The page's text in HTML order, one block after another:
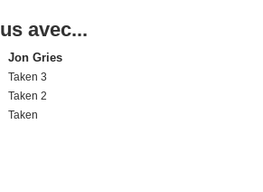
avec...
Jon Gries
Taken 3
Taken 2
Taken